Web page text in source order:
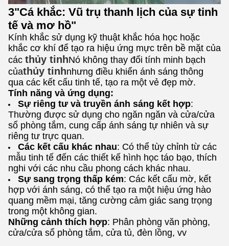
3"Cá khắc: Vũ trụ thanh lịch của sự tinh
tế và mơ hồ"
Kính khắc sử dụng kỹ thuật khắc hóa học hoặc
khắc cơ khí để tạo ra hiệu ứng mực trên bề mặt của
các thủy tinhNó không thay đổi tính minh bạch
củathủy tinhnhưng điều khiển ánh sáng thông
qua các kết cấu tinh tế, tạo ra một vẻ đẹp mờ.
Tính năng và ứng dụng:
Sự riêng tư và truyền ánh sáng kết hợp:
Thường được sử dụng cho ngăn ngăn và cửa/cửa
sổ phòng tắm, cung cấp ánh sáng tự nhiên và sự
riêng tư trực quan.
Các kết cấu khác nhau: Có thể tùy chỉnh từ các
mẫu tinh tế đến các thiết kế hình học táo bạo, thích
nghi với các nhu cầu phong cách khác nhau.
Sự sang trọng thấp kém: Các kết cấu mờ, kết
hợp với ánh sáng, có thể tạo ra một hiệu ứng hào
quang mềm mại, tăng cường cảm giác sang trọng
trong một không gian.
Những cảnh thích hợp: Phân phòng văn phòng,
cửa/cửa sổ phòng tắm, cửa tủ, đèn lồng, vv